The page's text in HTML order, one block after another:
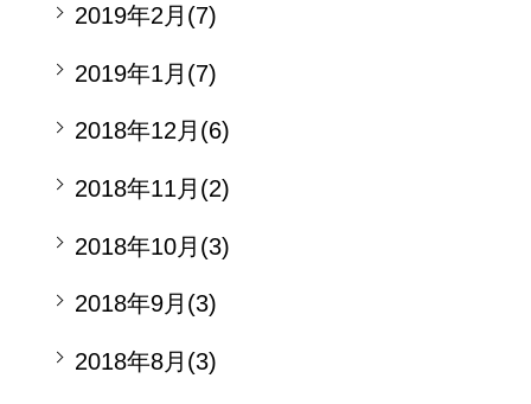
2019年2月(7)
2019年1月(7)
2018年12月(6)
2018年11月(2)
2018年10月(3)
2018年9月(3)
2018年8月(3)